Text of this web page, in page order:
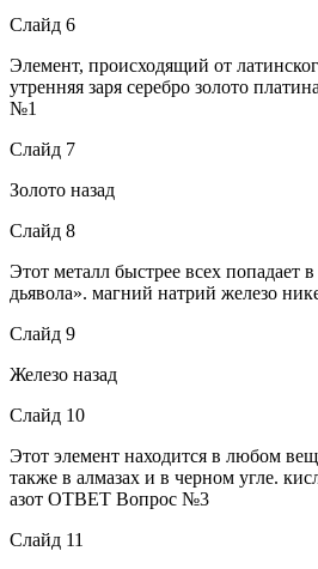
Слайд 6
Элемент, происходящий от
утренняя заря серебро золото
№1
Слайд 7
Золото назад
Слайд 8
Этот металл быстрее всех попадает
дьявола». магний натрий железо
Слайд 9
Железо назад
Слайд 10
Этот элемент находится в любом
также в алмазах и в черном угле.
азот ОТВЕТ Вопрос №3
Слайд 11